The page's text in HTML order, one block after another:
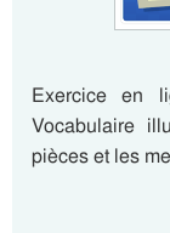
Exercice en
Vocabulaire
pièces et les